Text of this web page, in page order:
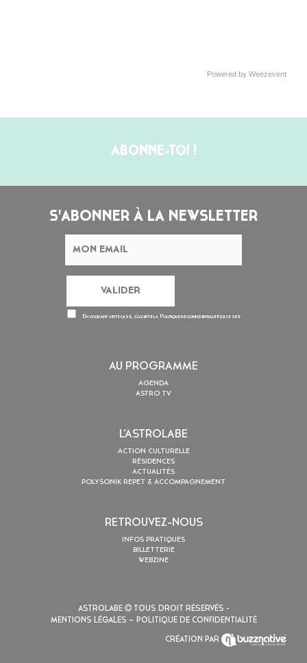
Powered by Weezevent
ABONNE-TOI !
S'ABONNER À LA NEWSLETTER
En cochant cette case, j’accepte la Politique de confidentialitéde ce site
AU PROGRAMME
AGENDA
ASTRO TV
L’ASTROLABE
ACTION CULTURELLE
RÉSIDENCES
ACTUALITÉS
POLYSONIK REPET & ACCOMPAGNEMENT
RETROUVEZ-NOUS
INFOS PRATIQUES
BILLETTERIE
WEBZINE
ASTROLABE
TOUS DROIT RÉSERVÉS -
MENTIONS LÉGALES – POLITIQUE DE CONFIDENTIALITÉ
CRÉATION PAR